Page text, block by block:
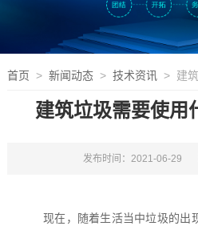
首页 > 新闻动态> 技术资讯 > 建筑
建筑垃圾需要使用
发布时间：2021-06-29
现在，随着生活当中垃圾的出